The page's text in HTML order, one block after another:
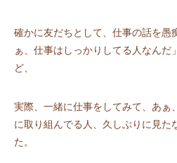
確かに友だちとして、仕事の話を愚
ぁ、仕事はしっかりしてる人なんだ
ど、
実際、一緒に仕事をしてみて、あぁ
に取り組んでる人、久しぶりに見た
た。